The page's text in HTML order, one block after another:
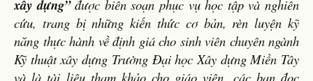
xây dựng”được biên soạn phục vụ học tập và nghiên
cứu, trang bị những kiến thức cơ bản, rèn luyện kỹ
năng thực hành về định giá cho sinh viên chuyên ngành
Kỹ thuật xây dựng Trường Đại học Xây dựng Miền Tây
và là tài liệu tham khảo cho giáo viên, các bạn đọc